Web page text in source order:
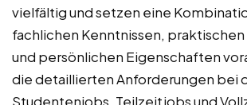
vielfältig und setzen eine
fachlichen Kenntnissen,
und persönlichen Eigenschaften
die detaillierten Anforderungen bei
Studentenjobs, Teilzeitjobs und